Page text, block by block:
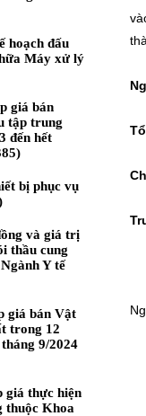
hoạch đấu
Máy xử lý
giá bán
tập trung
đến hết
bị phục vụ
và giá trị
thầu cung
Y tế
giá bán Vật
trong 12
9/2024
giá thực hiện
thuộc Khoa